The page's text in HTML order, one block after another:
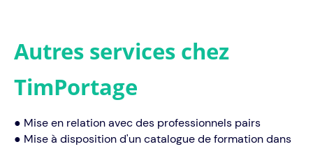
Autres services chez
TimPortage
● Mise en relation avec des professionnels pairs
● Mise à disposition d'un catalogue de formation dans